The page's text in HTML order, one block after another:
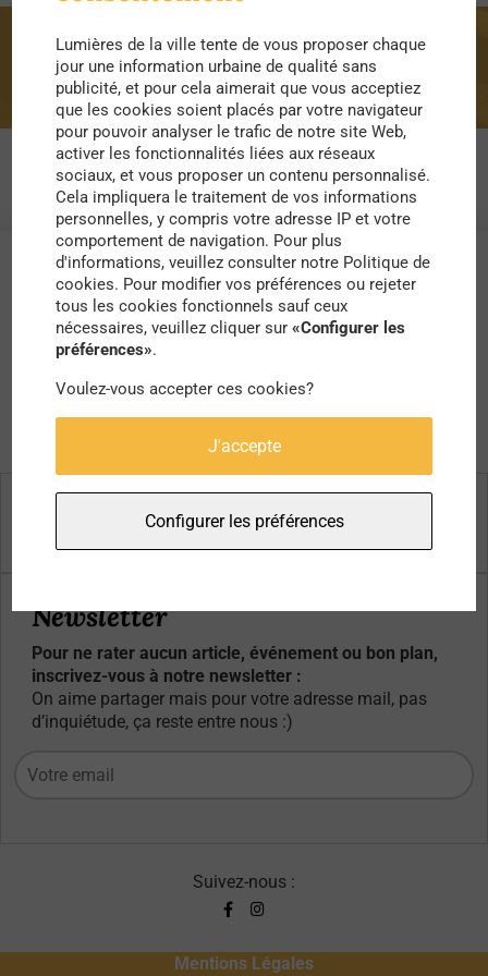
PACA
Newsletter
Pour ne rater aucun article, événement ou bon plan,
inscrivez-vous à notre newsletter :
On aime partager mais pour votre adresse mail, pas
d’inquiétude, ça reste entre nous :)
Suivez-nous :
Mentions Légales
Lumières de la ville tente de vous proposer chaque
jour une information urbaine de qualité sans
publicité, et pour cela aimerait que vous acceptiez
que les cookies soient placés par votre navigateur
pour pouvoir analyser le trafic de notre site Web,
activer les fonctionnalités liées aux réseaux
sociaux, et vous proposer un contenu personnalisé.
Cela impliquera le traitement de vos informations
personnelles, y compris votre adresse IP et votre
comportement de navigation. Pour plus
d'informations, veuillez consulter notre Politique de
cookies. Pour modifier vos préférences ou rejeter
tous les cookies fonctionnels sauf ceux
nécessaires, veuillez cliquer sur«Configurer les
préférences».
Voulez-vous accepter ces cookies?
J'accepte
Configurer les préférences